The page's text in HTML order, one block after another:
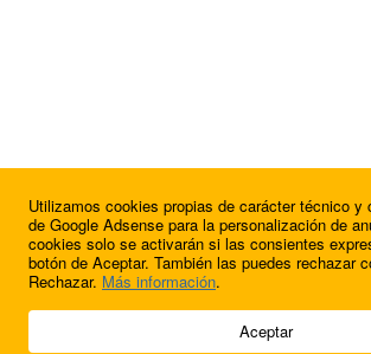
© 2009 - 2026 Soluciones Corporativas IP, SL.
Utilizamos cookies propias de carácter técnico y
de Google Adsense para la personalización de
cookies solo se activarán si las consientes
botón de Aceptar. También las puedes rechazar
Rechazar. Más información.
Aceptar